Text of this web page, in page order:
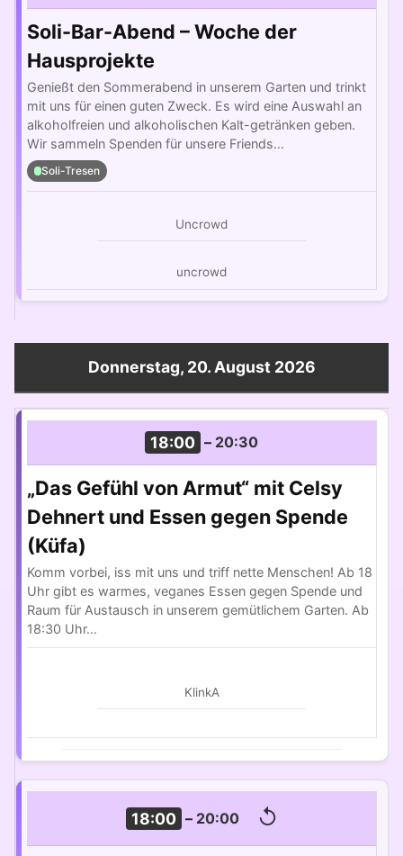
Soli-Bar-Abend – Woche der
Hausprojekte
Genießt den Sommerabend in unserem Garten und trinkt
mit uns für einen guten Zweck. Es wird eine Auswahl an
alkoholfreien und alkoholischen Kalt-getränken geben.
Wir sammeln Spenden für unsere Friends…
Soli-Tresen
Uncrowd
uncrowd
Donnerstag, 20. August 2026
18:00 – 20:30
„Das Gefühl von Armut“ mit Celsy
Dehnert und Essen gegen Spende
(Küfa)
Komm vorbei, iss mit uns und triff nette Menschen! Ab 18
Uhr gibt es warmes, veganes Essen gegen Spende und
Raum für Austausch in unserem gemütlichem Garten. Ab
18:30 Uhr…
KlinkA
18:00 – 20:00 ↺